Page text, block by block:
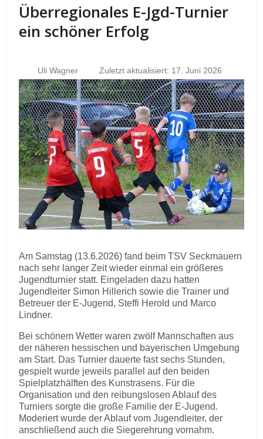
Überregionales E-Jgd-Turnier
ein schöner Erfolg
Uli Wagner Zuletzt aktualisiert: 17. Juni 2026
Am Samstag (13.6.2026) fand beim TSV Seckmauern
nach sehr langer Zeit wieder einmal ein größeres
Jugendturnier statt. Eingeladen dazu hatten
Jugendleiter Simon Hillerich sowie die Trainer und
Betreuer der E-Jugend, Steffi Herold und Marco
Lindner.
Bei schönem Wetter waren zwölf Mannschaften aus
der näheren hessischen und bayerischen Umgebung
am Start. Das Turnier dauerte fast sechs Stunden,
gespielt wurde jeweils parallel auf den beiden
Spielplatzhälften des Kunstrasens. Für die
Organisation und den reibungslosen Ablauf des
Turniers sorgte die große Familie der E-Jugend.
Moderiert wurde der Ablauf vom Jugendleiter, der
anschließend auch die Siegerehrung vornahm.